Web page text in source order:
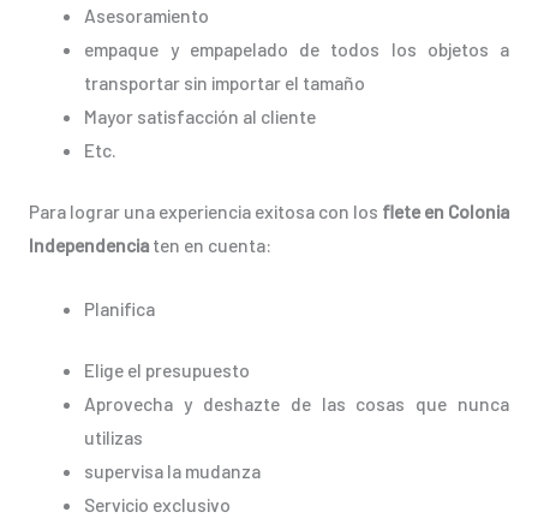
Asesoramiento
empaque y empapelado de todos los objetos a
transportar sin importar el tamaño
Mayor satisfacción al cliente
Etc.
Para lograr una experiencia exitosa con los flete en Colonia
Independenciaten en cuenta:
Planifica
Elige el presupuesto
Aprovecha y deshazte de las cosas que nunca
utilizas
supervisa la mudanza
Servicio exclusivo